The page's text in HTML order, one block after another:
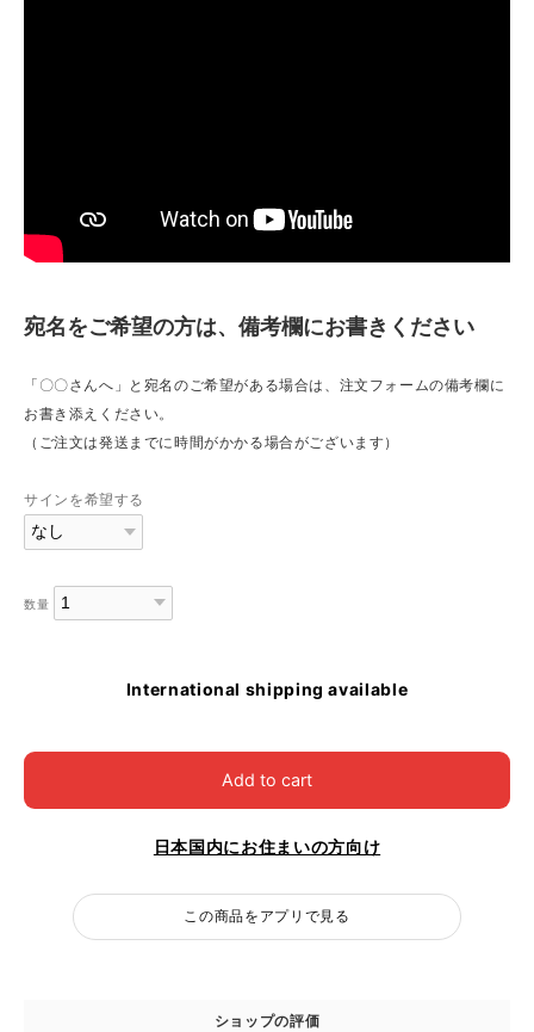
宛名をご希望の方は、備考欄にお書きください
「〇〇さんへ」と宛名のご希望がある場合は、注文フォームの備考欄に
お書き添えください。
（ご注文は発送までに時間がかかる場合がございます）
サインを希望する
数量
International shipping available
Add to cart
日本国内にお住まいの方向け
この商品をアプリで見る
ショップの評価